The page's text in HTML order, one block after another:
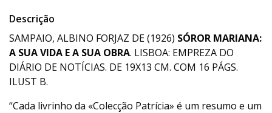
Descrição
SAMPAIO, ALBINO FORJAZ DE (1926) SÓROR MARIANA:
A SUA VIDA E A SUA OBRA. LISBOA: EMPREZA DO
DIÁRIO DE NOTÍCIAS. DE 19X13 CM. COM 16 PÁGS.
ILUST B.
“Cada livrinho da «Colecção Patrícia» é um resumo e um